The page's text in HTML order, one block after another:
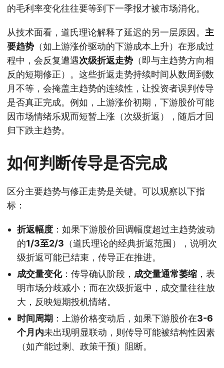
的毛利率变化往往要等到下一季报才被市场消化。
从技术面看，道氏理论解释了延迟的另一层原因。 主
要趋势 （如上游涨价驱动的下游成本上升）在形成过
程中，会反复遭遇次级折返走势 （即与主趋势方向相
反的短期修正）。这些折返走势持续时间从数周到数
月不等，会掩盖主趋势的连续性，让投资者误判传导
是否真正完成。例如，上游涨价初期，下游股价可能
因市场情绪乐观而短暂上涨（次级折返），随后才回
归下跌主趋势。
如何判断传导是否完成
区分主要趋势与修正走势是关键。可以观察以下指
标：
折返幅度 ：如果下游股价回调幅度超过主趋势波动
的1/3至2/3 （道氏理论的经典折返范围），说明次
级折返可能已结束，传导正在推进。
成交量变化：传导确认阶段， 成交量通常萎缩 ，表
明市场分歧减小；而在次级折返中，成交量往往放
大，反映短期投机情绪。
时间周期 ：上游价格变动后，如果下游股价在3-6
个月内未出现明显联动，则传导可能被结构性因素
（如产能过剩、政策干预）阻断。